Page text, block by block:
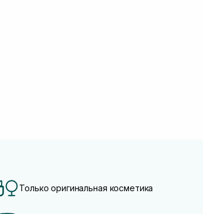
Только оригинальная косметика